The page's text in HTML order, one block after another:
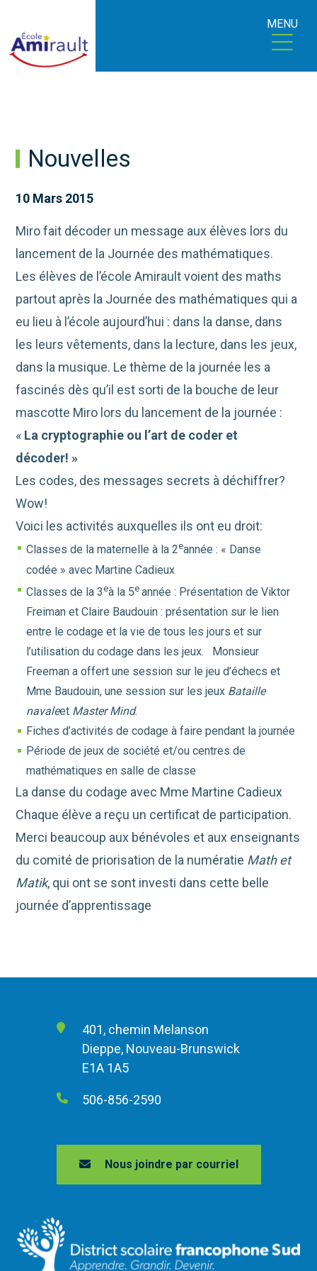
MENU
Nouvelles
10 Mars 2015
Miro fait décoder un message aux élèves lors du
lancement de la Journée des mathématiques.
Les élèves de l’école Amirault voient des maths
partout après la Journée des mathématiques qui a
eu lieu à l’école aujourd’hui : dans la danse, dans
les leurs vêtements, dans la lecture, dans les jeux,
dans la musique. Le thème de la journée les a
fascinés dès qu’il est sorti de la bouche de leur
mascotte Miro lors du lancement de la journée :
« La cryptographie ou l’art de coder et
décoder! »
Les codes, des messages secrets à déchiffrer?
Wow!
Voici les activités auxquelles ils ont eu droit:
Classes de la maternelle à la 2eannée : « Danse
codée » avec Martine Cadieux
Classes de la 3eà la 5e année : Présentation de Viktor
Freiman et Claire Baudouin : présentation sur le lien
entre le codage et la vie de tous les jours et sur
l’utilisation du codage dans les jeux. Monsieur
Freeman a offert une session sur le jeu d’échecs et
Mme Baudouin, une session sur les jeux Bataille
navaleet Master Mind.
Fiches d’activités de codage à faire pendant la journée
Période de jeux de société et/ou centres de
mathématiques en salle de classe
La danse du codage avec Mme Martine Cadieux
Chaque élève a reçu un certificat de participation.
Merci beaucoup aux bénévoles et aux enseignants
du comité de priorisation de la numératie Math et
Matik, qui ont se sont investi dans cette belle
journée d’apprentissage
401, chemin Melanson
Dieppe, Nouveau-Brunswick
E1A 1A5
506-856-2590
Nous joindre par courriel